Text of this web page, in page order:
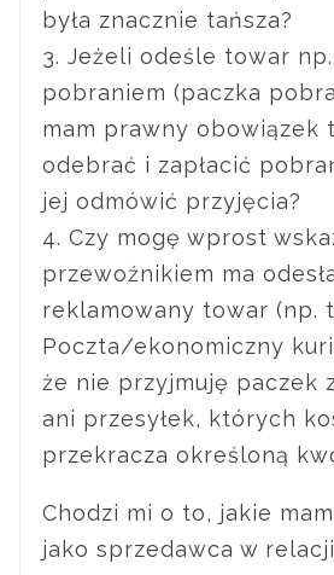
była znacznie tańsza?
3. Jeżeli odeśle towar
pobraniem (paczka
mam prawny obowiązek
odebrać i zapłacić
jej odmówić przyjęcia?
4. Czy mogę wprost
przewoźnikiem ma
reklamowany towar (np.
Poczta/ekonomiczny
że nie przyjmuję paczek
ani przesyłek, których
przekracza określoną
Chodzi mi o to, jakie
jako sprzedawca w